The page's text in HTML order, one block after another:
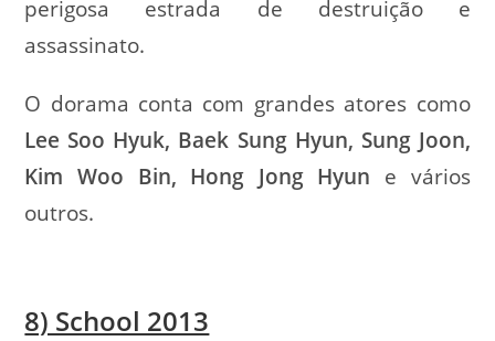
perigosa estrada de destruição e
assassinato.
O dorama conta com grandes atores como
Lee Soo Hyuk, Baek Sung Hyun, Sung Joon,
Kim Woo Bin, Hong Jong Hyun e vários
outros.
8) School 2013